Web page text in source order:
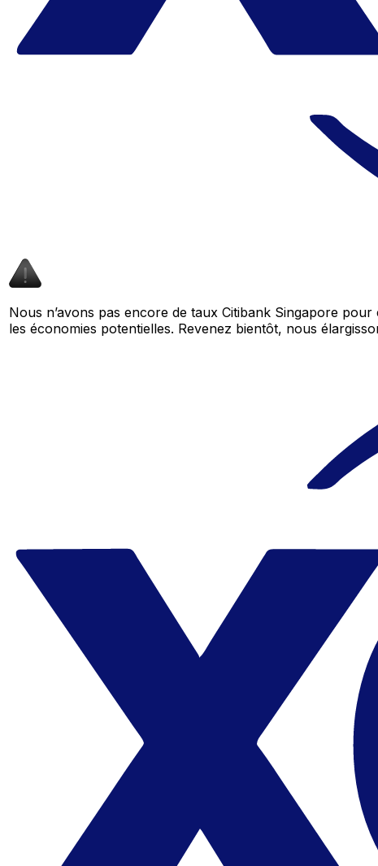
Nous n’avons pas encore de taux Citibank Singapore
les économies potentielles. Revenez bientôt, nous